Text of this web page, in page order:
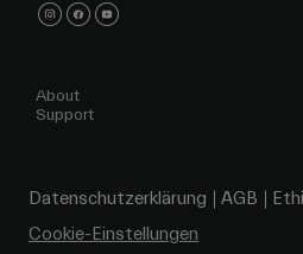
About
Support
Datenschutzerklärung AGB
Cookie-Einstellungen